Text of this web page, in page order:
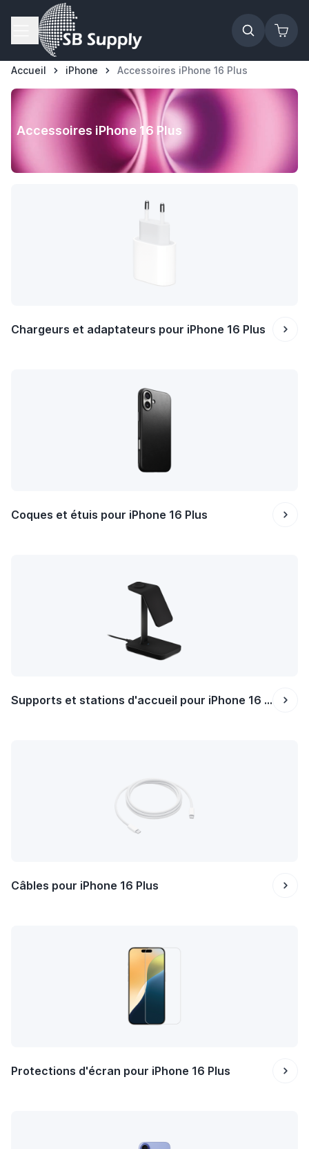
Allez au contenu
Accueil iPhone Accessoires iPhone 16 Plus
Accessoires iPhone 16 Plus
Chargeurs et adaptateurs pour iPhone 16 Plus
Coques et étuis pour iPhone 16 Plus
Supports et stations d'accueil pour iPhone 16 Plus
Câbles pour iPhone 16 Plus
Protections d'écran pour iPhone 16 Plus